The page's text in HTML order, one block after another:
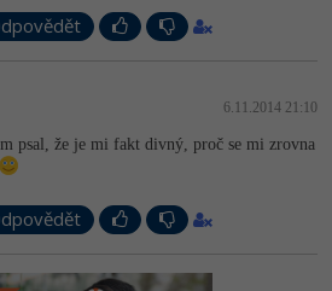
6.11.2014 21:10
psal, že je mi fakt divný, proč se mi zrovna